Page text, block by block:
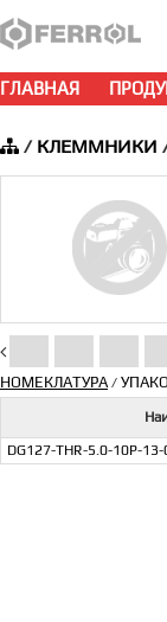
ГЛАВНАЯ
/ КЛЕММНИКИ
НОМЕКЛАТУРА/
DG127-THR-5.0-10P-13-